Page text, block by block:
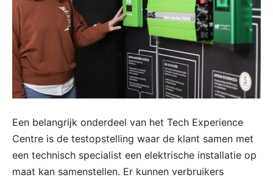
Een belangrijk onderdeel van het Tech Experience
Centre is de testopstelling waar de klant samen met
een technisch specialist een elektrische installatie op
maat kan samenstellen. Er kunnen verbruikers